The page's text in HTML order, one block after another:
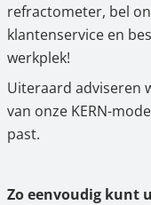
refractometer, bel
klantenservice en
werkplek!
Uiteraard adviseren
van onze KERN-
past.
Zo eenvoudig kunt